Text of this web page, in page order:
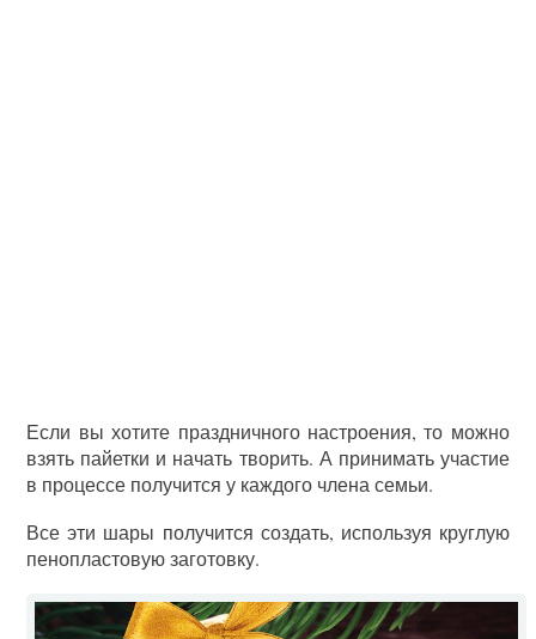
Если вы хотите праздничного настроения, то можно
взять пайетки и начать творить. А принимать участие
в процессе получится у каждого члена семьи.
Все эти шары получится создать, используя круглую
пенопластовую заготовку.